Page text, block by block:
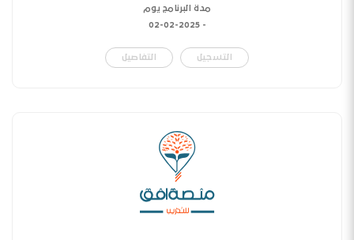
مدة البرنامج يوم
-
02-02-2025
التسجيل التفاصيل